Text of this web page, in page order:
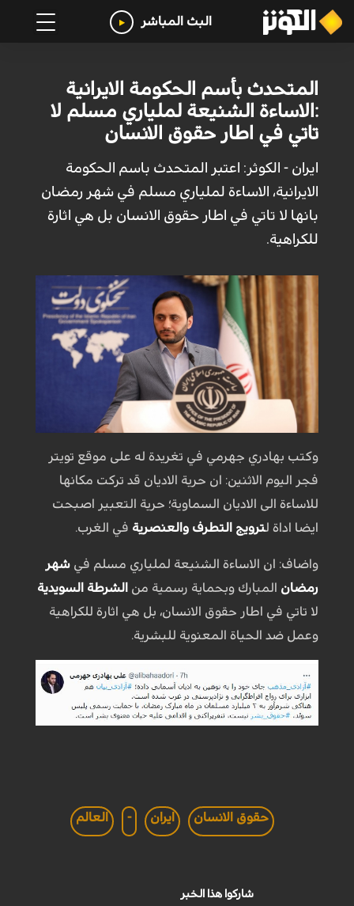
البث المباشر
المتحدث بأسم الحكومة الايرانية
:الاساءة الشنيعة لملياري مسلم لا
تاتي في اطار حقوق الانسان
ايران - الكوثر: اعتبر المتحدث باسم الحكومة
الايرانية، الاساءة لملياري مسلم في شهر رمضان
بانها لا تاتي في اطار حقوق الانسان بل هي اثارة
للكراهية.
وكتب بهادري جهرمي في تغريدة له على موقع تويتر
فجر اليوم الاثنين: ان حرية الاديان قد تركت مكانها
للاساءة الى الاديان السماوية؛ حرية التعبير اصبحت
ايضا اداة لترويج التطرف والعنصرية في الغرب.
واضاف: ان الاساءة الشنيعة لملياري مسلم في شهر
رمضان المبارك وبحماية رسمية من الشرطة السويدية
لا تاتي في اطار حقوق الانسان، بل هي اثارة للكراهية
وعمل ضد الحياة المعنوية للبشرية.
حقوق الانسان ايران - العالم
شاركوا هذا الخبر